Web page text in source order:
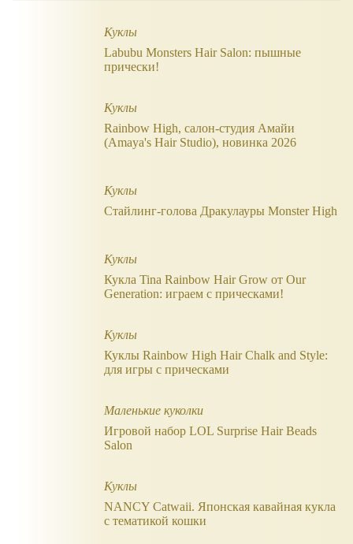
Куклы
Labubu Monsters Hair Salon: пышные
прически!
Куклы
Rainbow High, салон-студия Амайи
(Amaya's Hair Studio), новинка 2026
Куклы
Стайлинг-голова Дракулауры Monster High
Куклы
Кукла Tina Rainbow Hair Grow от Our
Generation: играем с прическами!
Куклы
Куклы Rainbow High Hair Chalk and Style:
для игры с прическами
Маленькие куколки
Игровой набор LOL Surprise Hair Beads
Salon
Куклы
NANCY Catwaii. Японская кавайная кукла
с тематикой кошки